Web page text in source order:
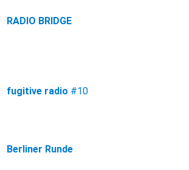
RADIO BRIDGE
fugitive radio #10
Berliner Runde